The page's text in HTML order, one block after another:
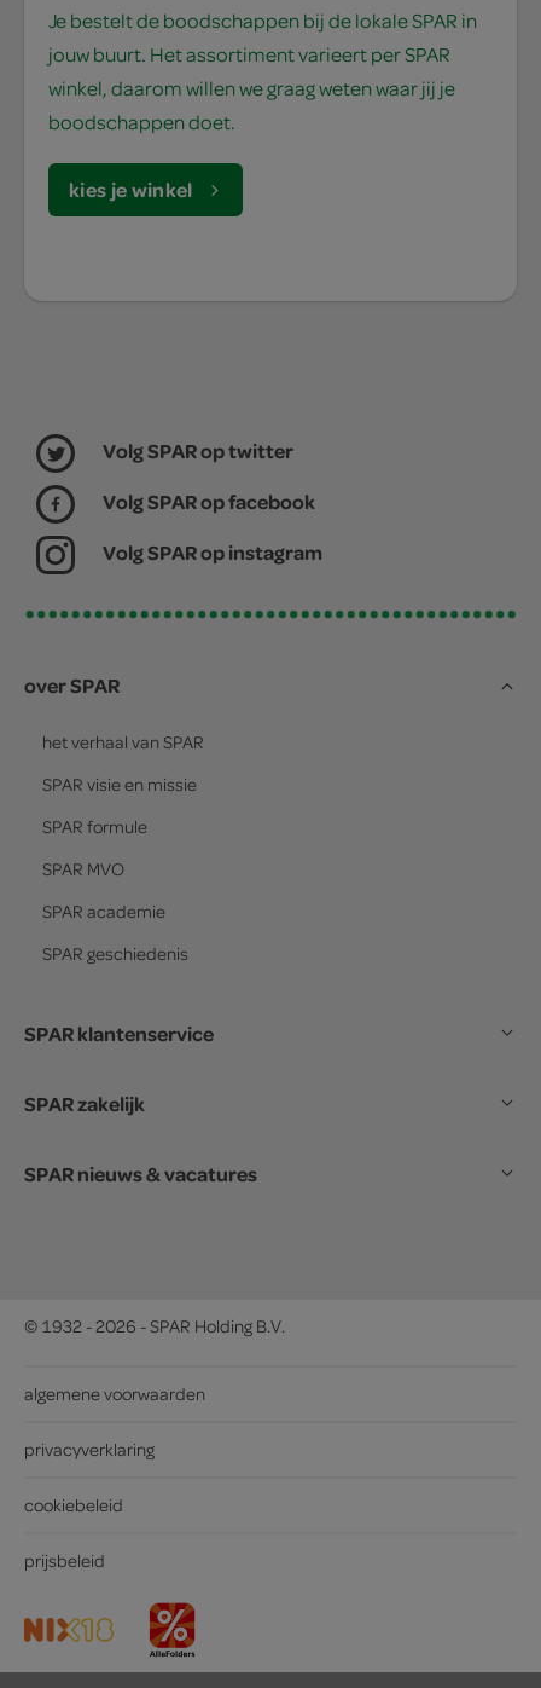
Je bestelt de boodschappen bij de lokale SPAR in
jouw buurt. Het assortiment varieert per SPAR
winkel, daarom willen we graag weten waar jij je
boodschappen doet.
kies je winkel
Volg SPAR op twitter
Volg SPAR op facebook
Volg SPAR op instagram
over SPAR
het verhaal van SPAR
SPAR visie en missie
SPAR formule
SPAR MVO
SPAR academie
SPAR geschiedenis
SPAR klantenservice
SPAR zakelijk
SPAR nieuws & vacatures
© 1932 - 2026 - SPAR Holding B.V.
algemene voorwaarden
privacyverklaring
cookiebeleid
prijsbeleid